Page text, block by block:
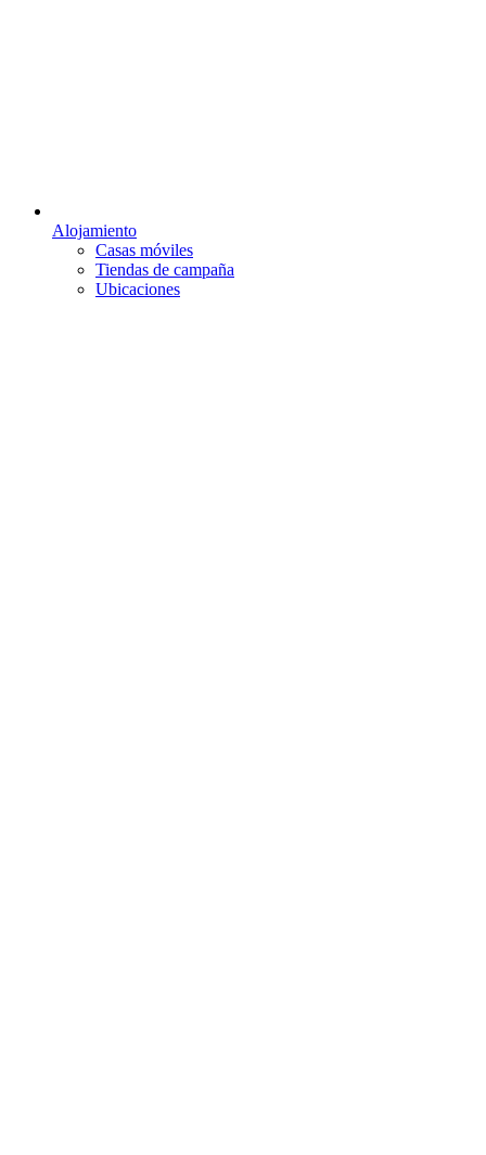
Alojamiento
Casas móviles
Tiendas de campaña
Ubicaciones